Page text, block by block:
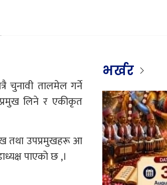
चुनावी तालमेल गर्ने
लिने र एकीकृत
तथा उपप्रमुखहरू आ
पाएको छ ,।
भर्खर